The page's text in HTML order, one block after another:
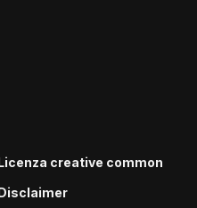
creative common